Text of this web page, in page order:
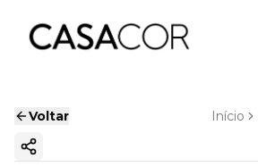
Voltar Início
Copiar link